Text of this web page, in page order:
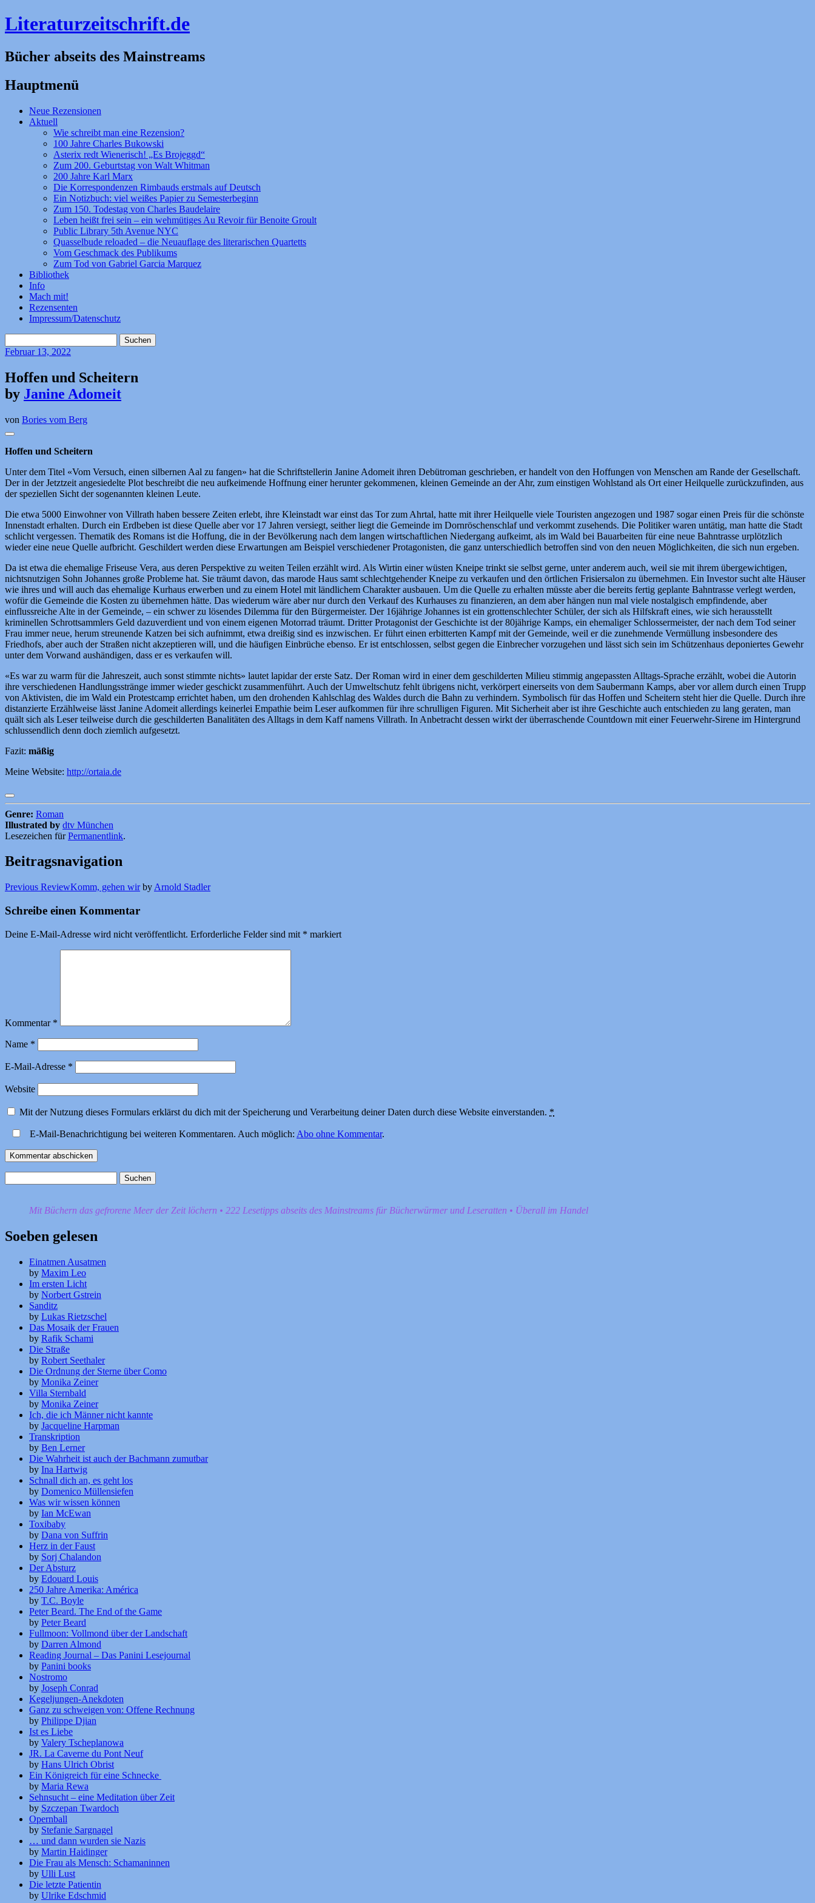
Literaturzeitschrift.de
Bücher abseits des Mainstreams
Hauptmenü
Zum
Inhalt
Neue Rezensionen
Aktuell
Wie schreibt man eine Rezension?
100 Jahre Charles Bukowski
Asterix redt Wienerisch! „Es Brojeggd“
Zum 200. Geburtstag von Walt Whitman
200 Jahre Karl Marx
Die Korrespondenzen Rimbauds erstmals auf Deutsch
Ein Notizbuch: viel weißes Papier zu Semesterbeginn
Zum 150. Todestag von Charles Baudelaire
Leben heißt frei sein – ein wehmütiges Au Revoir für Benoite Groult
Public Library 5th Avenue NYC
Quasselbude reloaded – die Neuauflage des literarischen Quartetts
Vom Geschmack des Publikums
Zum Tod von Gabriel Garcia Marquez
Bibliothek
Info
Mach mit!
Rezensenten
Impressum/Datenschutz
nach:
Februar13, 2022
Hoffen und Scheitern
by Janine Adomeit
von Bories vom Berg
Hoffen und Scheitern
Unter dem Titel «Vom Versuch, einen silbernen Aal zu fangen» hat die Schriftstellerin Janine Adomeit ihren Debütroman geschrieben, er handelt von den Hoffungen von Menschen am Rande der Gesellschaft.
Der in der Jetztzeit angesiedelte Plot beschreibt die neu aufkeimende Hoffnung einer herunter gekommenen, kleinen Gemeinde an der Ahr, zum einstigen Wohlstand als Ort einer Heilquelle zurückzufinden, aus
der speziellen Sicht der sogenannten kleinen Leute.
Die etwa 5000 Einwohner von Villrath haben bessere Zeiten erlebt, ihre Kleinstadt war einst das Tor zum Ahrtal, hatte mit ihrer Heilquelle viele Touristen angezogen und 1987 sogar einen Preis für die schönste
Innenstadt erhalten. Durch ein Erdbeben ist diese Quelle aber vor 17 Jahren versiegt, seither liegt die Gemeinde im Dornröschenschlaf und verkommt zusehends. Die Politiker waren untätig, man hatte die Stadt
schlicht vergessen. Thematik des Romans ist die Hoffung, die in der Bevölkerung nach dem langen wirtschaftlichen Niedergang aufkeimt, als im Wald bei Bauarbeiten für eine neue Bahntrasse urplötzlich
wieder eine neue Quelle aufbricht. Geschildert werden diese Erwartungen am Beispiel verschiedener Protagonisten, die ganz unterschiedlich betroffen sind von den neuen Möglichkeiten, die sich nun ergeben.
Da ist etwa die ehemalige Friseuse Vera, aus deren Perspektive zu weiten Teilen erzählt wird. Als Wirtin einer wüsten Kneipe trinkt sie selbst gerne, unter anderem auch, weil sie mit ihrem übergewichtigen,
nichtsnutzigen Sohn Johannes große Probleme hat. Sie träumt davon, das marode Haus samt schlechtgehender Kneipe zu verkaufen und den örtlichen Frisiersalon zu übernehmen. Ein Investor sucht alte Häuser
wie ihres und will auch das ehemalige Kurhaus erwerben und zu einem Hotel mit ländlichem Charakter ausbauen. Um die Quelle zu erhalten müsste aber die bereits fertig geplante Bahntrasse verlegt werden,
wofür die Gemeinde die Kosten zu übernehmen hätte. Das wiederum wäre aber nur durch den Verkauf des Kurhauses zu finanzieren, an dem aber hängen nun mal viele nostalgisch empfindende, aber
einflussreiche Alte in der Gemeinde, – ein schwer zu lösendes Dilemma für den Bürgermeister. Der 16jährige Johannes ist ein grottenschlechter Schüler, der sich als Hilfskraft eines, wie sich herausstellt
kriminellen Schrottsammlers Geld dazuverdient und von einem eigenen Motorrad träumt. Dritter Protagonist der Geschichte ist der 80jährige Kamps, ein ehemaliger Schlossermeister, der nach dem Tod seiner
Frau immer neue, herum streunende Katzen bei sich aufnimmt, etwa dreißig sind es inzwischen. Er führt einen erbitterten Kampf mit der Gemeinde, weil er die zunehmende Vermüllung insbesondere des
Friedhofs, aber auch der Straßen nicht akzeptieren will, und die häufigen Einbrüche ebenso. Er ist entschlossen, selbst gegen die Einbrecher vorzugehen und lässt sich sein im Schützenhaus deponiertes Gewehr
unter dem Vorwand aushändigen, dass er es verkaufen will.
«Es war zu warm für die Jahreszeit, auch sonst stimmte nichts» lautet lapidar der erste Satz. Der Roman wird in einer dem geschilderten Milieu stimmig angepassten Alltags-Sprache erzählt, wobei die Autorin
ihre verschiedenen Handlungsstränge immer wieder geschickt zusammenführt. Auch der Umweltschutz fehlt übrigens nicht, verkörpert einerseits von dem Saubermann Kamps, aber vor allem durch einen Trupp
von Aktivisten, die im Wald ein Protestcamp errichtet haben, um den drohenden Kahlschlag des Waldes durch die Bahn zu verhindern. Symbolisch für das Hoffen und Scheitern steht hier die Quelle. Durch ihre
distanzierte Erzählweise lässt Janine Adomeit allerdings keinerlei Empathie beim Leser aufkommen für ihre schrulligen Figuren. Mit Sicherheit aber ist ihre Geschichte auch entschieden zu lang geraten, man
quält sich als Leser teilweise durch die geschilderten Banalitäten des Alltags in dem Kaff namens Villrath. In Anbetracht dessen wirkt der überraschende Countdown mit einer Feuerwehr-Sirene im Hintergrund
schlussendlich denn doch ziemlich aufgesetzt.
Fazit: mäßig
Meine Website: http://ortaia.de
Genre: Roman
Illustrated by dtv München
Lesezeichen fürPermanentlink.
Beitragsnavigation
Previous ReviewKomm, gehen wirby Arnold Stadler
Schreibe einen Kommentar
Deine E-Mail-Adresse wird nicht veröffentlicht. Erforderliche Felder sind mit * markiert
Kommentar *
Name *
E-Mail-Adresse *
Website
Mit der Nutzung dieses Formulars erklärst du dich mit der Speicherung und Verarbeitung deiner Daten durch diese Website einverstanden. *
E-Mail-Benachrichtigung bei weiteren Kommentaren. Auch möglich: Abo ohne Kommentar.
nach:
Mit Büchern das gefrorene Meer der Zeit löchern • 222 Lesetipps abseits des Mainstreams für Bücherwürmer und Leseratten • Überall im Handel
Soeben gelesen
Einatmen Ausatmen
by Maxim Leo
Im ersten Licht
by Norbert Gstrein
Sanditz
by Lukas Rietzschel
Das Mosaik der Frauen
by Rafik Schami
Die Straße
by Robert Seethaler
Die Ordnung der Sterne über Como
by Monika Zeiner
Villa Sternbald
by Monika Zeiner
Ich, die ich Männer nicht kannte
by Jacqueline Harpman
Transkription
by Ben Lerner
Die Wahrheit ist auch der Bachmann zumutbar
by Ina Hartwig
Schnall dich an, es geht los
by Domenico Müllensiefen
Was wir wissen können
by Ian McEwan
Toxibaby
by Dana von Suffrin
Herz in der Faust
by Sorj Chalandon
Der Absturz
by Edouard Louis
250 Jahre Amerika: América
by T.C. Boyle
Peter Beard. The End of the Game
by Peter Beard
Fullmoon: Vollmond über der Landschaft
by Darren Almond
Reading Journal – Das Panini Lesejournal
by Panini books
Nostromo
by Joseph Conrad
Kegeljungen-Anekdoten
Ganz zu schweigen von: Offene Rechnung
by Philippe Djian
Ist es Liebe
by Valery Tscheplanowa
JR. La Caverne du Pont Neuf
by Hans Ulrich Obrist
Ein Königreich für eine Schnecke
by Maria Rewa
Sehnsucht – eine Meditation über Zeit
by Szczepan Twardoch
Opernball
by Stefanie Sargnagel
… und dann wurden sie Nazis
by Martin Haidinger
Die Frau als Mensch: Schamaninnen
by Ulli Lust
Die letzte Patientin
by Ulrike Edschmid